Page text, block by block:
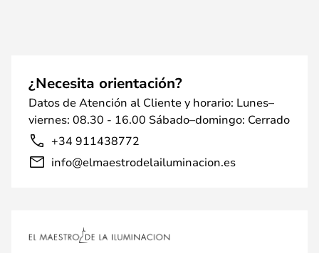
¿Necesita orientación?
Datos de Atención al Cliente y horario: Lunes–
viernes: 08.30 - 16.00 Sábado–domingo: Cerrado
+34 911438772
info@elmaestrodelailuminacion.es